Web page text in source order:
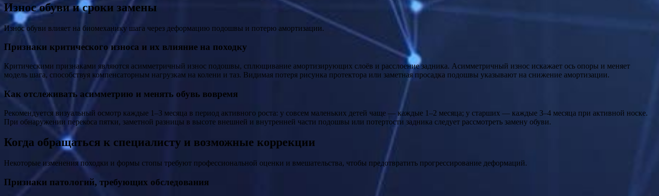
Износ обуви и сроки замены
Износ обуви влияет на биомеханику шага через деформацию подошвы и потерю амортизации.
Признаки критического износа и их влияние на походку
Критическими признаками являются асимметричный износ подошвы, сплющивание амортизирующих слоёв и расслоение задника. Асимметричный износ искажает ось опоры и меняет
модель шага, способствуя компенсаторным нагрузкам на колени и таз. Видимая потеря рисунка протектора или заметная просадка подошвы указывают на снижение амортизации.
Как отслеживать асимметрию и менять обувь вовремя
Рекомендуется визуальный осмотр каждые 1–3 месяца в период активного роста: у совсем маленьких детей чаще — каждые 1–2 месяца; у старших — каждые 3–4 месяца при активной носке.
При обнаружении перекоса пятки, заметной разницы в высоте внешней и внутренней части подошвы или потертости задника следует рассмотреть замену обуви.
Когда обращаться к специалисту и возможные коррекции
Некоторые изменения походки и формы стопы требуют профессиональной оценки и вмешательства, чтобы предотвратить прогрессирование деформаций.
Признаки патологий, требующих обследования